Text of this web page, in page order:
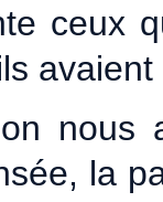
ceux
on
la